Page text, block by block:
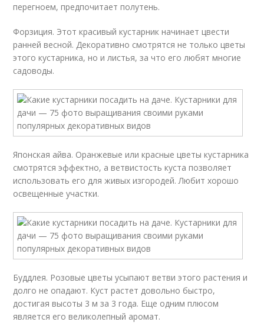
перегноем, предпочитает полутень.
Форзиция. Этот красивый кустарник начинает цвести
ранней весной. Декоративно смотрятся не только цветы
этого кустарника, но и листья, за что его любят многие
садоводы.
Японская айва. Оранжевые или красные цветы кустарника
смотрятся эффектно, а ветвистость куста позволяет
использовать его для живых изгородей. Любит хорошо
освещенные участки.
Буддлея. Розовые цветы усыпают ветви этого растения и
долго не опадают. Куст растет довольно быстро,
достигая высоты 3 м за 3 года. Еще одним плюсом
является его великолепный аромат.